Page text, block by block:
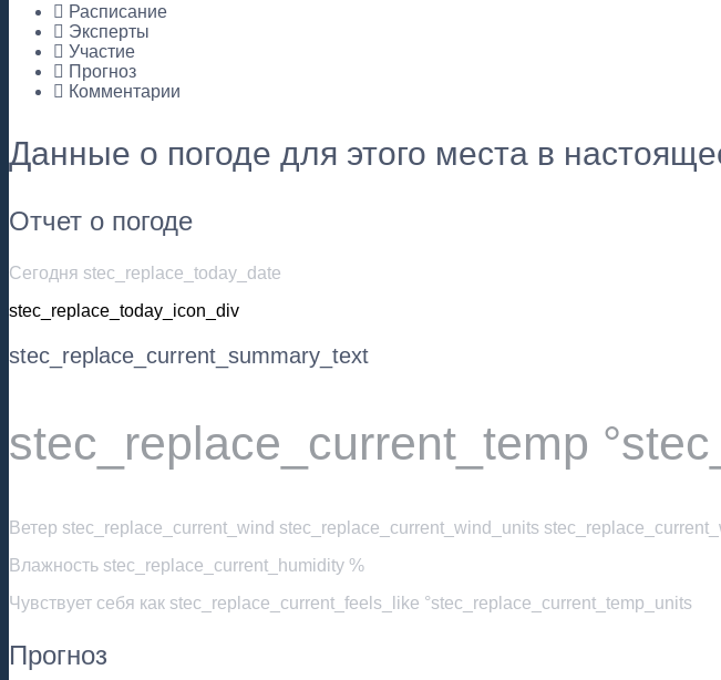
Расписание
Эксперты
Участие
Прогноз
Комментарии
Данные о погоде для этого места в
Отчет о погоде
Сегодня stec_replace_today_date
stec_replace_today_icon_div
stec_replace_current_summary_text
stec_replace_current_temp
Ветер stec_replace_current_wind stec_replace_current_wind_units
Влажность stec_replace_current_humidity %
Чувствует себя как stec_replace_current_feels_like °stec_replace_current_temp_units
Прогноз